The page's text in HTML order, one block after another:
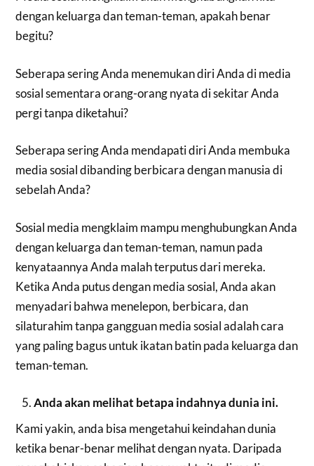
dengan keluarga dan teman-teman, apakah benar
begitu?
Seberapa sering Anda menemukan diri Anda di media
sosial sementara orang-orang nyata di sekitar Anda
pergi tanpa diketahui?
Seberapa sering Anda mendapati diri Anda membuka
media sosial dibanding berbicara dengan manusia di
sebelah Anda?
Sosial media mengklaim mampu menghubungkan Anda
dengan keluarga dan teman-teman, namun pada
kenyataannya Anda malah terputus dari mereka.
Ketika Anda putus dengan media sosial, Anda akan
menyadari bahwa menelepon, berbicara, dan
silaturahim tanpa gangguan media sosial adalah cara
yang paling bagus untuk ikatan batin pada keluarga dan
teman-teman.
Anda akan melihat betapa indahnya dunia ini.
Kami yakin, anda bisa mengetahui keindahan dunia
ketika benar-benar melihat dengan nyata. Daripada